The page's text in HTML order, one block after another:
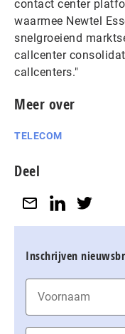
contact center
waarmee Newtel
snelgroeiend
callcenter
callcenters."
Meer over
TELECOM
Deel
Inschrijven